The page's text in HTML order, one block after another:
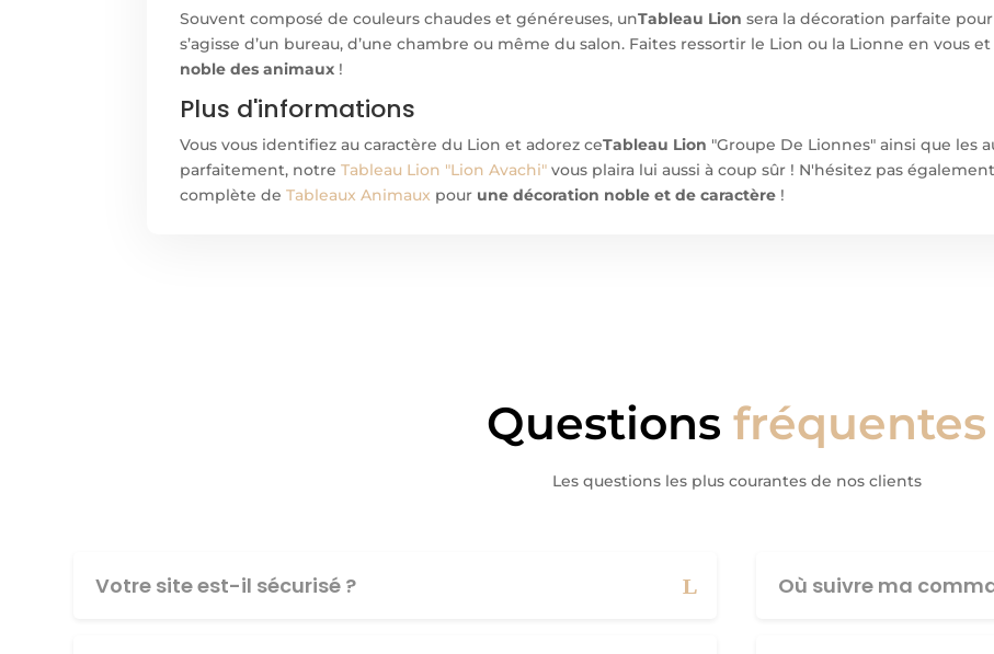
Souvent composé de couleurs chaudes et généreuses, unTableau Lion sera la décoration parfaite
s’agisse d’un bureau, d’une chambre ou même du salon. Faites ressortir le Lion ou la Lionne en vous
noble des animaux !
Plus d'informations
Vous vous identifiez au caractère du Lion et adorez ceTableau Lion "Groupe De Lionnes" ainsi que les
parfaitement, notreTableau Lion "Lion Avachi" vous plaira lui aussi à coup sûr ! N'hésitez pas
complète deTableaux Animaux pour une décoration noble et de caractère !
Questions fréquentes
Les questions les plus courantes de nos clients
Votre site est-il sécurisé ? Où suivre ma